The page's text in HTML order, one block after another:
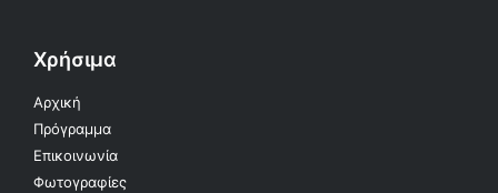
Χρήσιμα
Αρχική
Πρόγραμμα
Επικοινωνία
Φωτογραφίες